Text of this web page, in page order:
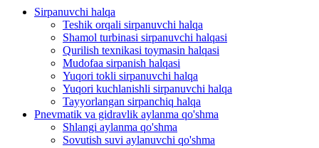
Sirpanuvchi halqa
Teshik orqali sirpanuvchi halqa
Shamol turbinasi sirpanuvchi halqasi
Qurilish texnikasi toymasin halqasi
Mudofaa sirpanish halqasi
Yuqori tokli sirpanuvchi halqa
Yuqori kuchlanishli sirpanuvchi halqa
Tayyorlangan sirpanchiq halqa
Pnevmatik va gidravlik aylanma qo'shma
Shlangi aylanma qo'shma
Sovutish suvi aylanuvchi qo'shma